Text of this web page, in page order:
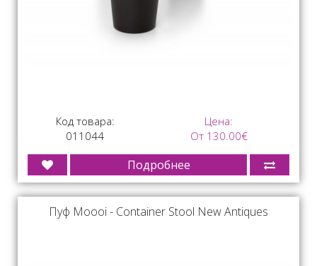
Код товара:
011044
Цена:
От 130.00€
Подробнее
Пуф Moooi - Container Stool New Antiques